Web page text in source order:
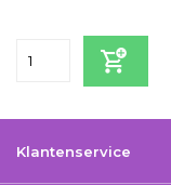
Klantenservice